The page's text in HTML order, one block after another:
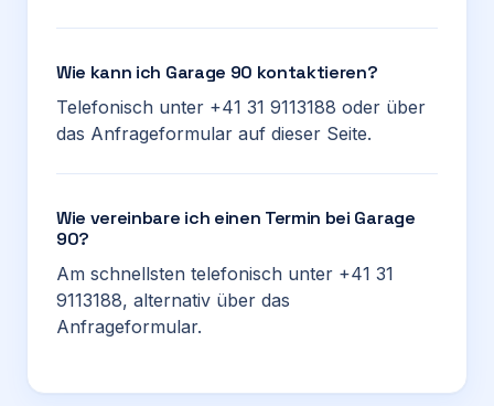
Wie kann ich Garage 90 kontaktieren?
Telefonisch unter +41 31 9113188 oder über
das Anfrageformular auf dieser Seite.
Wie vereinbare ich einen Termin bei Garage
90?
Am schnellsten telefonisch unter +41 31
9113188, alternativ über das
Anfrageformular.